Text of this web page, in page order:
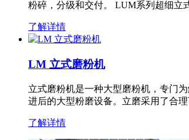
粉碎，分级和交付。 LUM系列超细立
了解详情
LM 立式磨粉机
立式磨粉机是一种大型磨粉机，专门
进后的大型粉磨设备。立磨采用了合
了解详情